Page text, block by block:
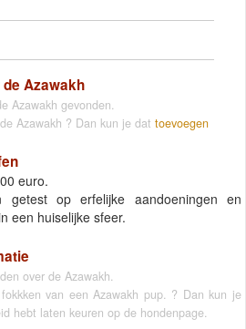
Azawakh
Azawakh gevonden.
Azawakh ? Dan kun je dat toevoegen
euro.
op erfelijke aandoeningen en
een huiselijke sfeer.
over de Azawakh.
van een Azawakh pup. ? Dan kun je
hebt laten keuren op de hondenpage.